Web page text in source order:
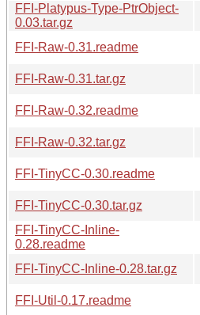
FFI-Platypus-Type-PtrObject-
0.03.tar.gz
FFI-Raw-0.31.readme
FFI-Raw-0.31.tar.gz
FFI-Raw-0.32.readme
FFI-Raw-0.32.tar.gz
FFI-TinyCC-0.30.readme
FFI-TinyCC-0.30.tar.gz
FFI-TinyCC-Inline-
0.28.readme
FFI-TinyCC-Inline-0.28.tar.gz
FFI-Util-0.17.readme